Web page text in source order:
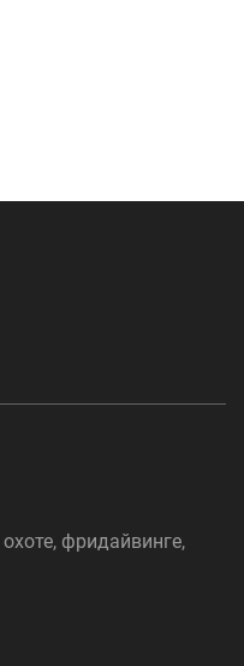
фридайвинге,